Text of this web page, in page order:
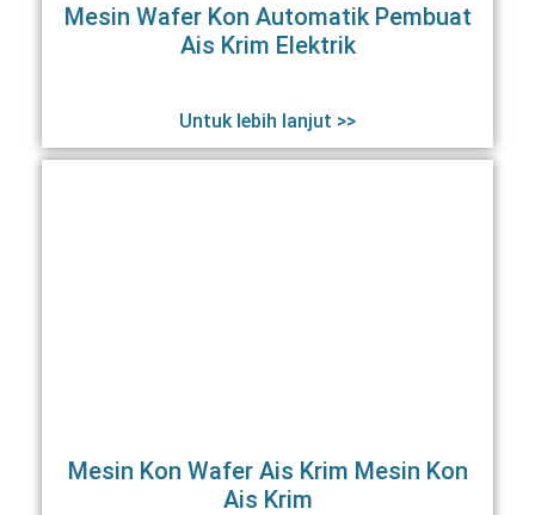
Mesin Wafer Kon Automatik Pembuat
Ais Krim Elektrik
Untuk lebih lanjut >>
Mesin Kon Wafer Ais Krim Mesin Kon
Ais Krim